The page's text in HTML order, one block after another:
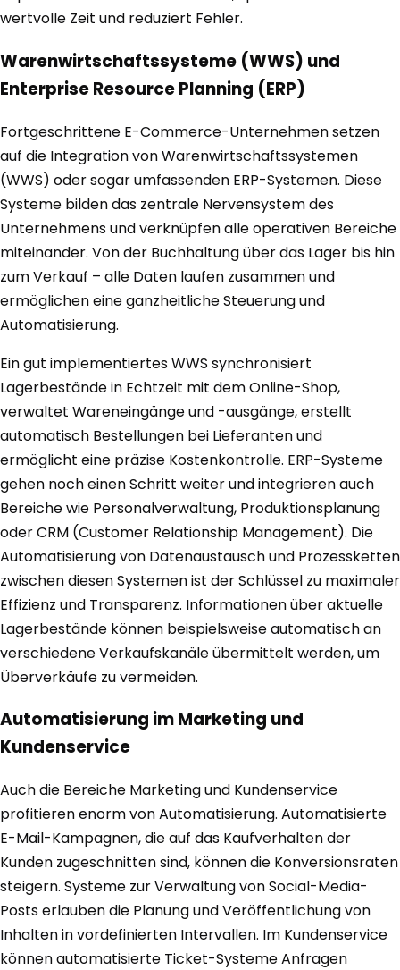
wertvolle Zeit und reduziert Fehler.
Warenwirtschaftssysteme (WWS) und
Enterprise Resource Planning (ERP)
Fortgeschrittene E-Commerce-Unternehmen setzen
auf die Integration von Warenwirtschaftssystemen
(WWS) oder sogar umfassenden ERP-Systemen. Diese
Systeme bilden das zentrale Nervensystem des
Unternehmens und verknüpfen alle operativen Bereiche
miteinander. Von der Buchhaltung über das Lager bis hin
zum Verkauf – alle Daten laufen zusammen und
ermöglichen eine ganzheitliche Steuerung und
Automatisierung.
Ein gut implementiertes WWS synchronisiert
Lagerbestände in Echtzeit mit dem Online-Shop,
verwaltet Wareneingänge und -ausgänge, erstellt
automatisch Bestellungen bei Lieferanten und
ermöglicht eine präzise Kostenkontrolle. ERP-Systeme
gehen noch einen Schritt weiter und integrieren auch
Bereiche wie Personalverwaltung, Produktionsplanung
oder CRM (Customer Relationship Management). Die
Automatisierung von Datenaustausch und Prozessketten
zwischen diesen Systemen ist der Schlüssel zu maximaler
Effizienz und Transparenz. Informationen über aktuelle
Lagerbestände können beispielsweise automatisch an
verschiedene Verkaufskanäle übermittelt werden, um
Überverkäufe zu vermeiden.
Automatisierung im Marketing und
Kundenservice
Auch die Bereiche Marketing und Kundenservice
profitieren enorm von Automatisierung. Automatisierte
E-Mail-Kampagnen, die auf das Kaufverhalten der
Kunden zugeschnitten sind, können die Konversionsraten
steigern. Systeme zur Verwaltung von Social-Media-
Posts erlauben die Planung und Veröffentlichung von
Inhalten in vordefinierten Intervallen. Im Kundenservice
können automatisierte Ticket-Systeme Anfragen